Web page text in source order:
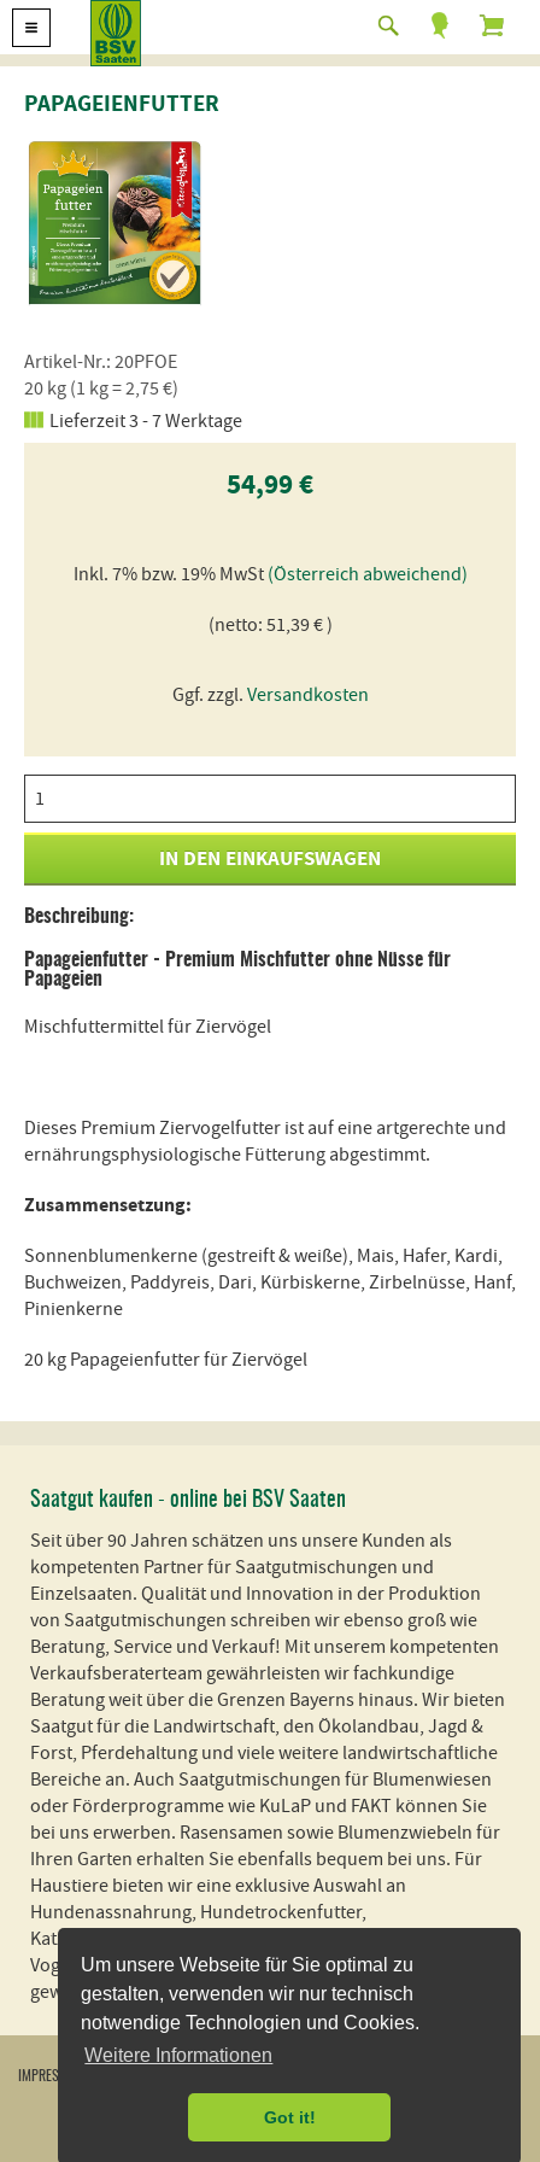
Um unsere Webseite für Sie optimal zu
gestalten, verwenden wir nur technisch
notwendige Technologien und Cookies.
Weitere Informationen
Got it!
PAPAGEIENFUTTER
Artikel-Nr.: 20PFOE
20 kg (1 kg = 2,75 €)
Lieferzeit 3 - 7 Werktage
54,99 €
Inkl. 7% bzw. 19% MwSt (Österreich abweichend)
(netto: 51,39 € )
Ggf. zzgl. Versandkosten
Beschreibung:
Papageienfutter - Premium Mischfutter ohne Nüsse für
Papageien
Mischfuttermittel für Ziervögel
Dieses Premium Ziervogelfutter ist auf eine artgerechte und
ernährungsphysiologische Fütterung abgestimmt.
Zusammensetzung:
Sonnenblumenkerne (gestreift & weiße), Mais, Hafer, Kardi,
Buchweizen, Paddyreis, Dari, Kürbiskerne, Zirbelnüsse, Hanf,
Pinienkerne
20 kg Papageienfutter für Ziervögel
Saatgut kaufen - online bei BSV Saaten
Seit über 90 Jahren schätzen uns unsere Kunden als
kompetenten Partner für Saatgutmischungen und
Einzelsaaten. Qualität und Innovation in der Produktion
von Saatgutmischungen schreiben wir ebenso groß wie
Beratung, Service und Verkauf! Mit unserem kompetenten
Verkaufsberaterteam gewährleisten wir fachkundige
Beratung weit über die Grenzen Bayerns hinaus. Wir bieten
Saatgut für die Landwirtschaft, den Ökolandbau, Jagd &
Forst, Pferdehaltung und viele weitere landwirtschaftliche
Bereiche an. Auch Saatgutmischungen für Blumenwiesen
oder Förderprogramme wie KuLaP und FAKT können Sie
bei uns erwerben. Rasensamen sowie Blumenzwiebeln für
Ihren Garten erhalten Sie ebenfalls bequem bei uns. Für
Haustiere bieten wir eine exklusive Auswahl an
Hundenassnahrung, Hundetrockenfutter,
Katzennassnahrung, Katzenstreu und Futter für Nager und
Vogel an! Wir liefern schnell und zuverlässig und in
gewohnter BSV Spitzenqualität!
IMPRESSUM
ÖFFNUNGSZEITEN VERTRAG WIDERRUFEN
Bayerische Futtersaatbau GmbH